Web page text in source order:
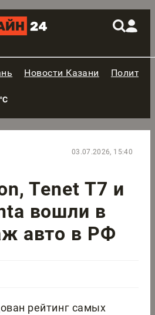
Новости Казани
03.07.2026, 15:40
Tenet T7 и
вошли в
авто в РФ
рейтинг самых